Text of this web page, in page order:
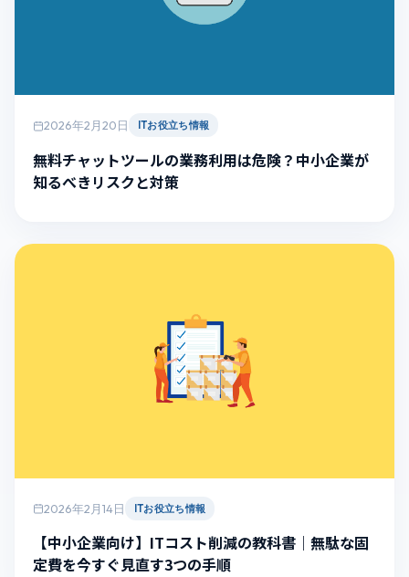
2026年2月20日 ITお役立ち情報
無料チャットツールの業務利用は危険？中小企業が
知るべきリスクと対策
2026年2月14日 ITお役立ち情報
【中小企業向け】ITコスト削減の教科書｜無駄な固
定費を今すぐ見直す3つの手順